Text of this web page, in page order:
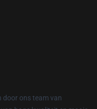
ons team van